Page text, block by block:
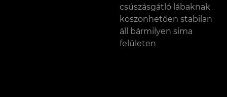
csúszásgátló lábaknak
köszönhetően stabilan
áll bármilyen sima
felületen